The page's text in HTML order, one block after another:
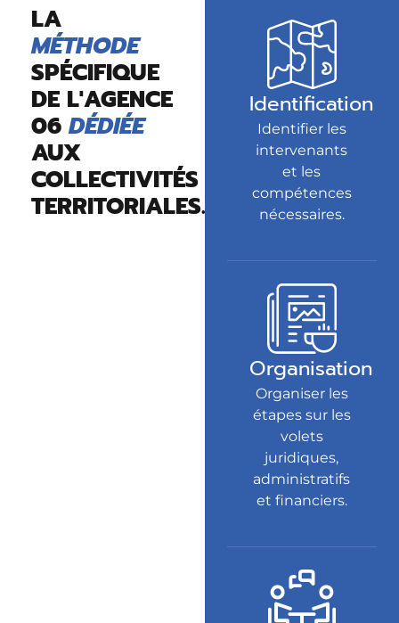
LA
MÉTHODE
SPÉCIFIQUE
DE L'AGENCE
06DÉDIÉE
AUX
COLLECTIVITÉS
TERRITORIALES.
Identification
Identifier les
intervenants
et les
compétences
nécessaires.
Organisation
Organiser les
étapes sur les
volets
juridiques,
administratifs
et financiers.